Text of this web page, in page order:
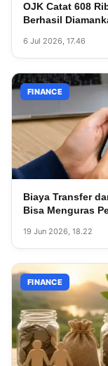
OJK Catat 608
Berhasil
6 Jul 2026, 17.46
FINANCE
Biaya Transfer
Bisa Menguras
19 Jun 2026, 18.22
FINANCE